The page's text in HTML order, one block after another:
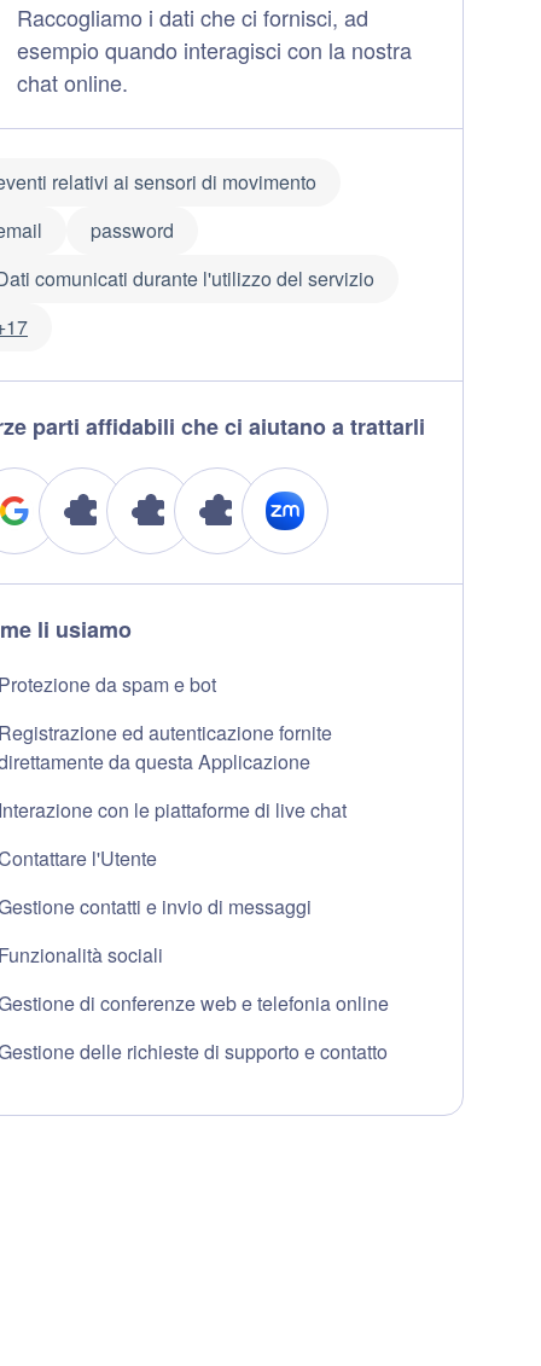
Raccogliamo i dati che ci fornisci, ad
esempio quando interagisci con la nostra
chat online.
relativi ai sensori di movimento
password
comunicati durante l'utilizzo del servizio
parti affidabili che ci aiutano a trattarli
li usiamo
da spam e bot
ed autenticazione fornite
da questa Applicazione
con le piattaforme di live chat
l'Utente
contatti e invio di messaggi
sociali
di conferenze web e telefonia online
delle richieste di supporto e contatto